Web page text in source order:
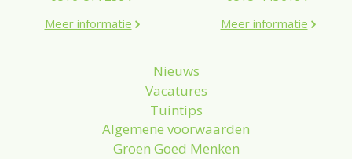
Meer informatie
Meer informatie
Nieuws
Vacatures
Tuintips
Algemene voorwaarden
Groen Goed Menken